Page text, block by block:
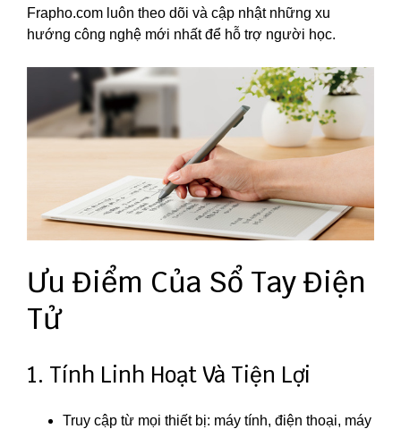
Frapho.com luôn theo dõi và cập nhật những xu
hướng công nghệ mới nhất để hỗ trợ người học.
Ưu Điểm Của Sổ Tay Điện
Tử
1. Tính Linh Hoạt Và Tiện Lợi
Truy cập từ mọi thiết bị: máy tính, điện thoại, máy